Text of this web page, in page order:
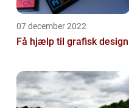
07 december 2022
Få hjælp til grafisk design